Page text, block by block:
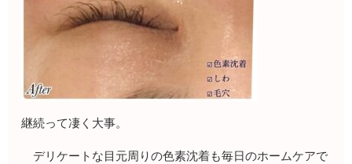
継続って凄く大事。
デリケートな目元周りの色素沈着も毎日のホームケアで